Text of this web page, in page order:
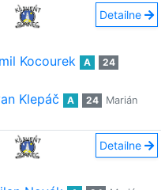
Detailne
Kocourek A
24
Klepáč A 24
Marián
Detailne